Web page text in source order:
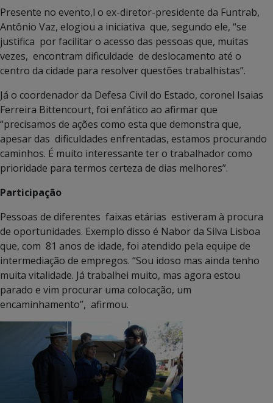
Presente no evento,l o ex-diretor-presidente da Funtrab,
Antônio Vaz, elogiou a iniciativa que, segundo ele, “se
justifica por facilitar o acesso das pessoas que, muitas
vezes, encontram dificuldade de deslocamento até o
centro da cidade para resolver questões trabalhistas”.
Já o coordenador da Defesa Civil do Estado, coronel Isaias
Ferreira Bittencourt, foi enfático ao afirmar que
“precisamos de ações como esta que demonstra que,
apesar das dificuldades enfrentadas, estamos procurando
caminhos. É muito interessante ter o trabalhador como
prioridade para termos certeza de dias melhores”.
Pessoas de diferentes faixas etárias estiveram à procura
de oportunidades. Exemplo disso é Nabor da Silva Lisboa
que, com 81 anos de idade, foi atendido pela equipe de
intermediação de empregos. “Sou idoso mas ainda tenho
muita vitalidade. Já trabalhei muito, mas agora estou
parado e vim procurar uma colocação, um
encaminhamento”, afirmou.